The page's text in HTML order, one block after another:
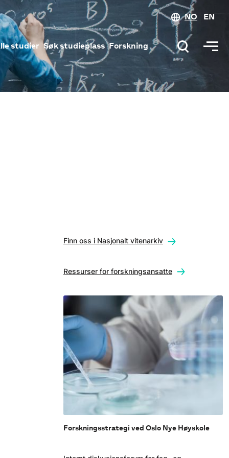
NO EN
studier Søk studieplass Forskning
Finn oss i Nasjonalt vitenarkiv
Ressurser for forskningsansatte
Forskningsstrategi ved Oslo Nye Høyskole